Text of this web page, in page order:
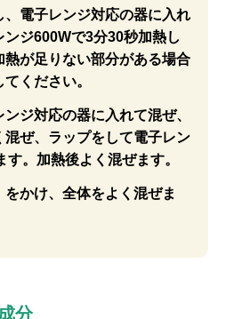
、電子レンジ対応の器に入れ
ジ600Wで3分30秒加熱し
熱が足りない部分がある場合
ください。
ンジ対応の器に入れて混ぜ、
ぜ、ラップをして電子レン
。加熱後よく混ぜます。
をかけ、全体をよく混ぜま
分